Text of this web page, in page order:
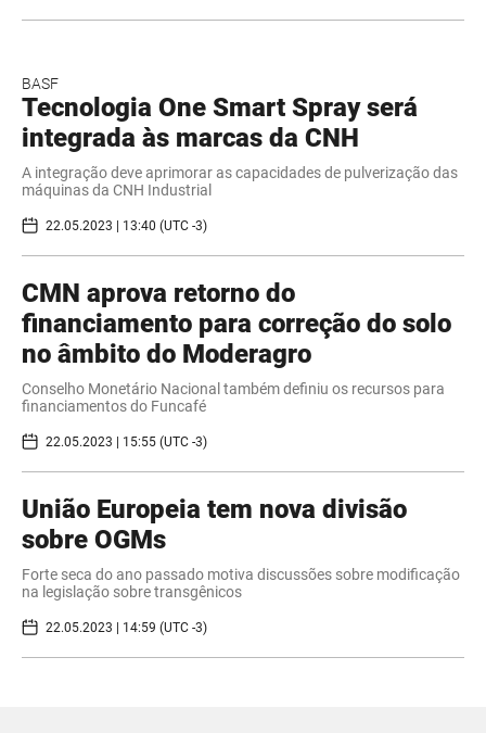
BASF
Tecnologia One Smart Spray será
integrada às marcas da CNH
A integração deve aprimorar as capacidades de pulverização das
máquinas da CNH Industrial
22.05.2023 | 13:40 (UTC -3)
CMN aprova retorno do
financiamento para correção do solo
no âmbito do Moderagro
Conselho Monetário Nacional também definiu os recursos para
financiamentos do Funcafé
22.05.2023 | 15:55 (UTC -3)
União Europeia tem nova divisão
sobre OGMs
Forte seca do ano passado motiva discussões sobre modificação
na legislação sobre transgênicos
22.05.2023 | 14:59 (UTC -3)